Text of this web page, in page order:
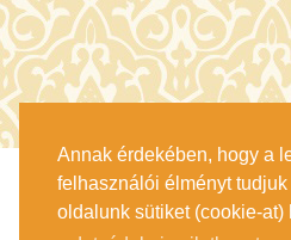
Annak érdekében, hogy a
felhasználói élményt
oldalunk sütiket (cookie-at)